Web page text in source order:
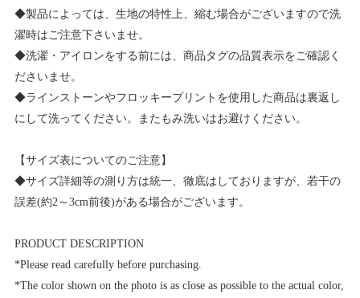
◆製品によっては、生地の特性上、縮む場合がございますので洗
濯時はご注意下さいませ。
◆洗濯・アイロンをする前には、商品タグの品質表示をご確認く
ださいませ。
◆ラインストーンやフロッキープリントを使用した商品は裏返し
にして洗ってください。またもみ洗いはお避けください。
【サイズ表についてのご注意】
◆サイズ詳細等の測り方は統一、徹底はしておりますが、若干の
誤差(約2～3cm前後)がある場合がございます。
PRODUCT DESCRIPTION
*Please read carefully before purchasing.
*The color shown on the photo is as close as possible to the actual color,